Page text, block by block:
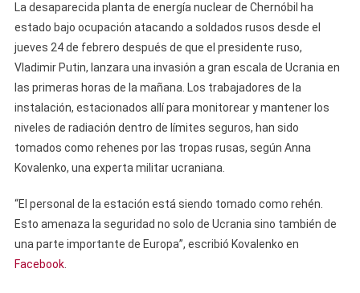
La desaparecida planta de energía nuclear de Chernóbil ha
estado bajo ocupación atacando a soldados rusos desde el
jueves 24 de febrero después de que el presidente ruso,
Vladimir Putin, lanzara una invasión a gran escala de Ucrania en
las primeras horas de la mañana. Los trabajadores de la
instalación, estacionados allí para monitorear y mantener los
niveles de radiación dentro de límites seguros, han sido
tomados como rehenes por las tropas rusas, según Anna
Kovalenko, una experta militar ucraniana.
“El personal de la estación está siendo tomado como rehén.
Esto amenaza la seguridad no solo de Ucrania sino también de
una parte importante de Europa”, escribió Kovalenko en
Facebook.